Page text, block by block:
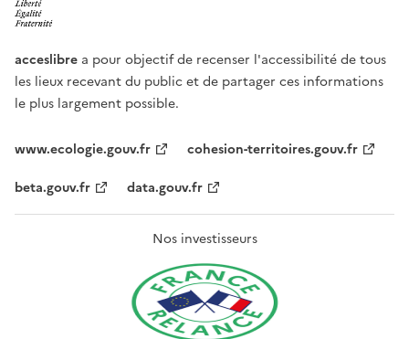
acceslibre a pour objectif de recenser l'accessibilité de tous
les lieux recevant du public et de partager ces informations
le plus largement possible.
www.ecologie.gouv.fr
cohesion-territoires.gouv.fr
beta.gouv.fr
data.gouv.fr
Nos investisseurs